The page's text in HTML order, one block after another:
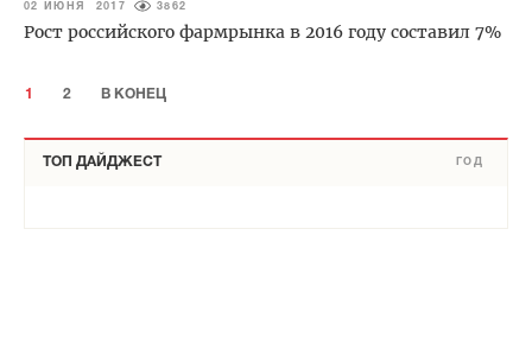
02 ИЮНЯ 2017 3862
Рост российского фармрынка в 2016 году составил 7%
1 2 В КОНЕЦ
ТОП ДАЙДЖЕСТ ГОД